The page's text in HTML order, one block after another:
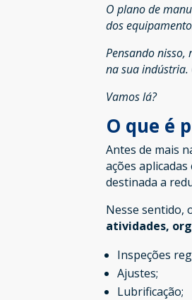
O plano de
dos
Pensando nisso,
na sua
Vamos lá?
O que é
Antes de mais
ações
destinada a
Nesse sentido,
atividades,
Inspeções
Ajustes;
Lubrificação;